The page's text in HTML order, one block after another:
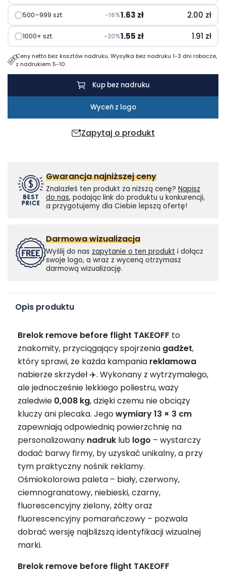
Zapytaj o produkt
500–999 szt. −16%1.63 zł 2.00 zł
1000+ szt. −20%1.55 zł 1.91 zł
Ceny netto bez kosztów nadruku. Wysyłka bez nadruku 1-3 dni robocze,
z nadrukiem 5-10.
Kup bez nadruku
Wyceń z logo
Gwarancja najniższej ceny
Znalazłeś ten produkt za niższą cenę? Napisz
do nas, podając link do produktu u konkurencji,
a przygotujemy dla Ciebie lepszą ofertę!
Darmowa wizualizacja
Wyślij do nas zapytanie o ten produkt i dołącz
swoje logo, a wraz z wyceną otrzymasz
darmową wizualizację.
Opis produktu
Brelok remove before flight TAKEOFF to
znakomity, przyciągający spojrzenia gadżet,
który sprawi, że każda kampania reklamowa
nabierze skrzydeł ✈️. Wykonany z wytrzymałego,
ale jednocześnie lekkiego poliestru, waży
zaledwie 0,008 kg, dzięki czemu nie obciąży
kluczy ani plecaka. Jegowymiary 13 × 3 cm
zapewniają odpowiednią powierzchnię na
personalizowany nadruk lub logo – wystarczy
dodać barwy firmy, by uzyskać unikalny, a przy
tym praktyczny nośnik reklamy.
Ośmiokolorowa paleta – biały, czerwony,
ciemnogranatowy, niebieski, czarny,
fluorescencyjny zielony, żółty oraz
fluorescencyjny pomarańczowy – pozwala
dobrać wersję najbliższą identyfikacji wizualnej
marki.
Brelok remove before flight TAKEOFF